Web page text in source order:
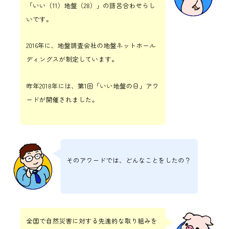
「いい（11）地盤（28）」の語呂合わせらし
いです。
2016年に、地盤調査会社の地盤ネットホール
ディングスが制定しています。
昨年2018年には、第1回「いい地盤の日」アワ
ードが開催されました。
そのアワードでは、どんなことをしたの？
全国で自然災害に対する先進的な取り組みを